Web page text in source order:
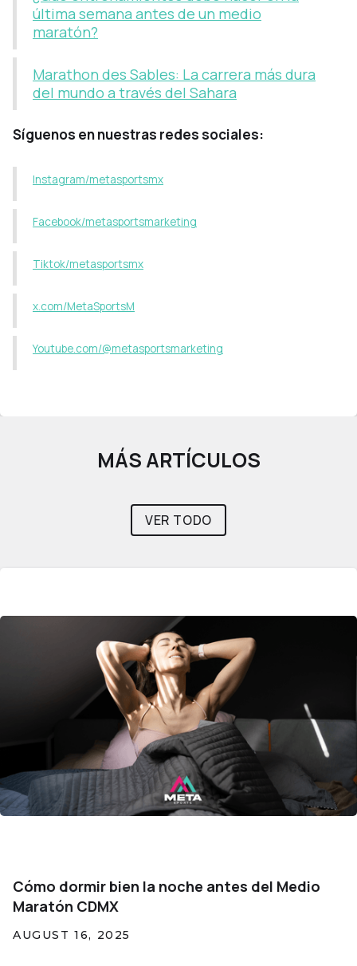
última semana antes de un medio
maratón?
Marathon des Sables: La carrera más dura
del mundo a través del Sahara
Síguenos en nuestras redes sociales:
Instagram/metasportsmx
Facebook/metasportsmarketing
Tiktok/metasportsmx
x.com/MetaSportsM
Youtube.com/@metasportsmarketing
MÁS ARTÍCULOS
VER TODO
Cómo dormir bien la noche antes del Medio
Maratón CDMX
AUGUST 16, 2025